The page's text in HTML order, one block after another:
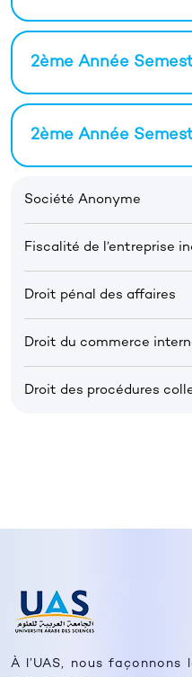
2ème Année
2ème Année
Société Anonyme
Fiscalité de l’entreprise
Droit pénal des affaires
Droit du commerce
Droit des procédures
À l’UAS, nous façonnons